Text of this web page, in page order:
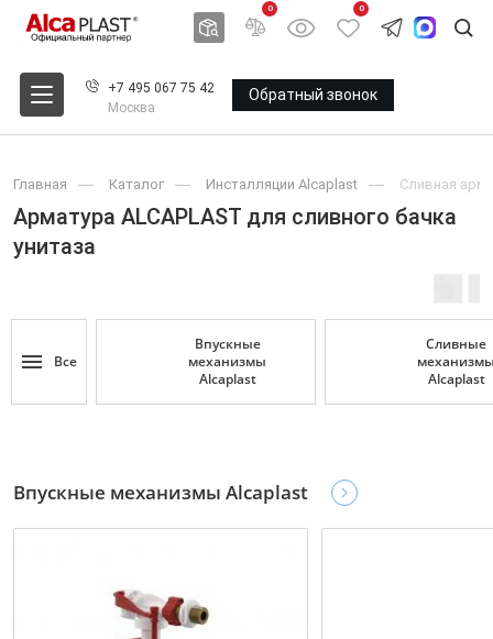
0 0
+7 495 067 75 42
Москва
Обратный звонок
Главная Каталог Инсталляции Alcaplast Сливная
Арматура ALCAPLAST для сливного бачка
унитаза
Все
Впускные
механизмы
Alcaplast
Сливные
Alcaplast
Впускные механизмы Alcaplast